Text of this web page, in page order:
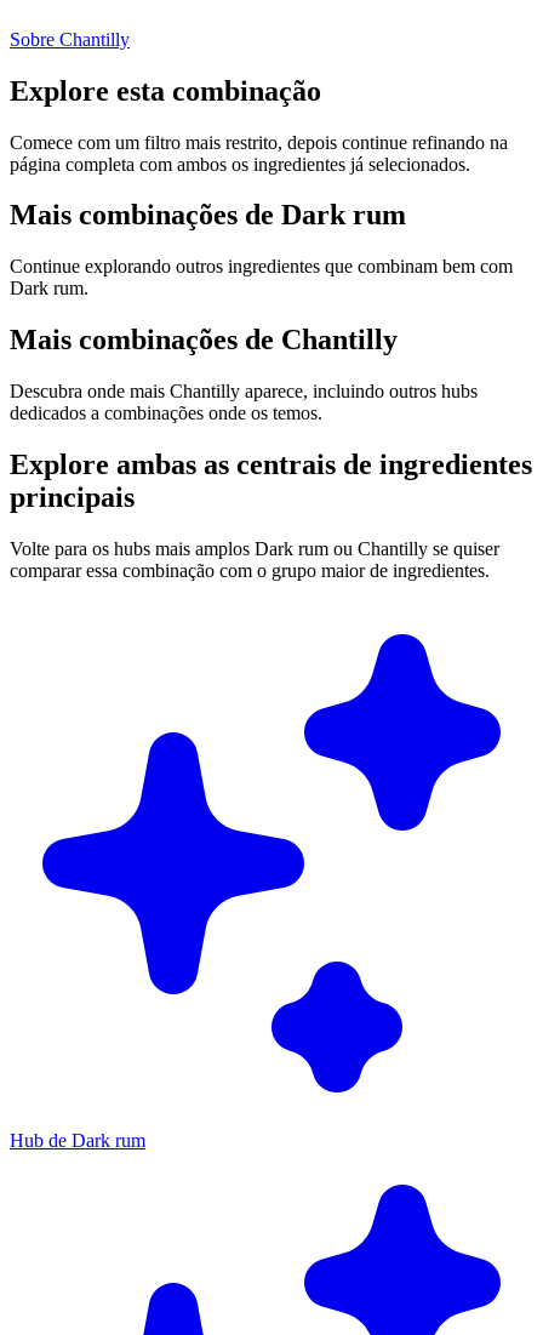
Sobre Chantilly
Explore esta combinação
Comece com um filtro mais restrito, depois continue refinando na
página completa com ambos os ingredientes já selecionados.
Mais combinações de Dark rum
Continue explorando outros ingredientes que combinam bem com
Dark rum.
Mais combinações de Chantilly
Descubra onde mais Chantilly aparece, incluindo outros hubs
dedicados a combinações onde os temos.
Explore ambas as centrais de ingredientes
principais
Volte para os hubs mais amplos Dark rum ou Chantilly se quiser
comparar essa combinação com o grupo maior de ingredientes.
Hub de Dark rum